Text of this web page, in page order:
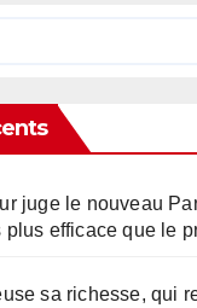
juge le nouveau
plus efficace que le
sa richesse, qui